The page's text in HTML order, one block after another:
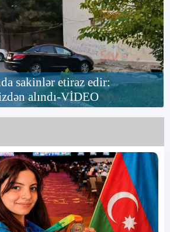
sakinlər etiraz edir:
alındı-VİDEO